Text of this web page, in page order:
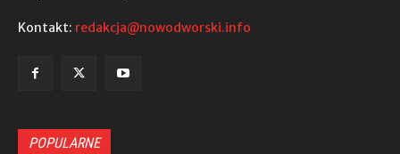
Kontakt: redakcja@nowodworski.info
POPULARNE